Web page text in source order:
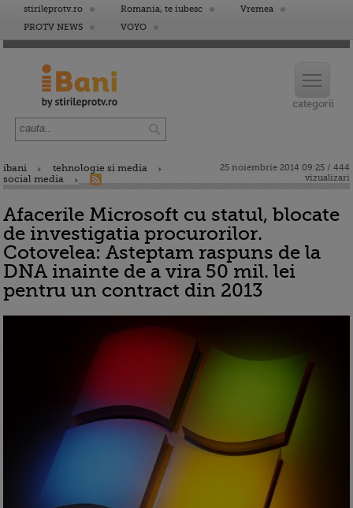
stirileprotv.ro Romania, te iubesc
Vremea
PROTV NEWS
VOYO
ibani
tehnologie si media
social media
25 noiembrie 2014 09:25 / 444
vizualizari
Afacerile Microsoft cu statul, blocate
de investigatia procurorilor.
Cotovelea: Asteptam raspuns de la
DNA inainte de a vira 50 mil. lei
pentru un contract din 2013